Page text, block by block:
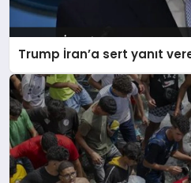
Trump İran’a sert yanıt